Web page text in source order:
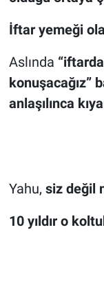
İftar yemeği
Aslında
konuşacağız”
anlaşılınca
Yahu, siz değil
10 yıldır o